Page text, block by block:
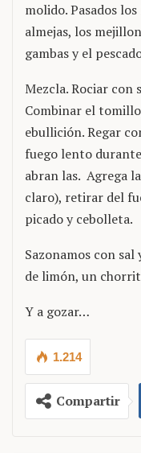
molido. Pasados
almejas, los
gambas y el
Mezcla. Rociar con
Combinar el
ebullición. Regar
fuego lento
abran las. Agrega
claro), retirar del
picado y cebolleta.
Sazonamos con
de limón, un
Y a gozar…
1.214
Compartir